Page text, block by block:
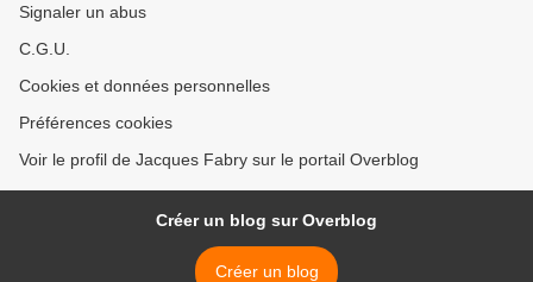
Signaler un abus
C.G.U.
Cookies et données personnelles
Préférences cookies
Voir le profil de Jacques Fabry sur le portail Overblog
Créer un blog sur Overblog
Créer un blog